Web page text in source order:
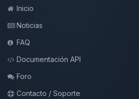
Inicio
Noticias
FAQ
Documentación API
Foro
Contacto / Soporte